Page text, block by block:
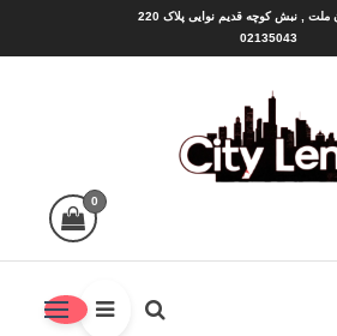
ملت , نبش کوچه قدیم نوایی پلاک 220
02135043
شهر لنت منبع بهترین ها0